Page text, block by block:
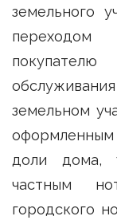
земельного
земельном
доли дома,
частным
городского